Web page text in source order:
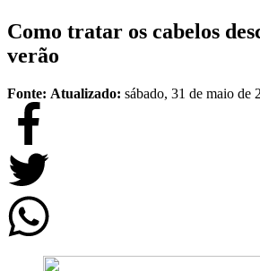
Como tratar os cabelos
verão
Fonte: Atualizado: sábado, 31 de maio de